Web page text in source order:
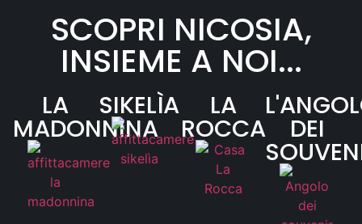
SCOPRI NICOSIA,
INSIEME A NOI...
LA
MADONNINA
SIKELÌA LA
ROCCA DEI